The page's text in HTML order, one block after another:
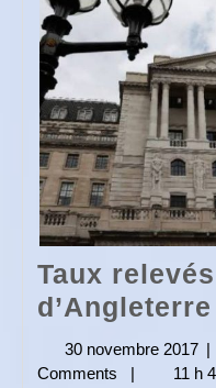
Taux
d’Angleterre
30 novembre 2017 30
|
Comments
| 11 h